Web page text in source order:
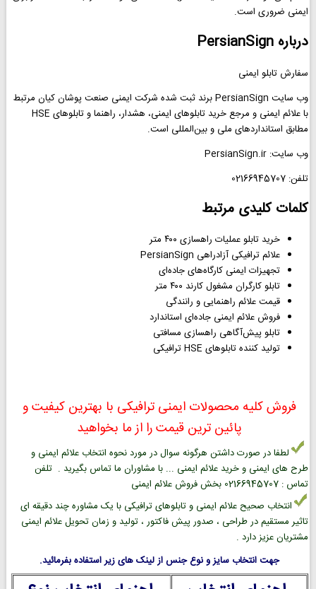
ایمنی ضروری است.
درباره PersianSign
سفارش تابلو ایمنی
وب سایت PersianSign برند ثبت شده شرکت ایمنی صنعت پوشان کیان مرتبط
با علائم ایمنی و مرجع خرید تابلوهای ایمنی، هشدار، راهنما و تابلوهای HSE
مطابق استانداردهای ملی و بین‌المللی است.
وب سایت: PersianSign.ir
تلفن: 02166945707
کلمات کلیدی مرتبط
خرید تابلو عملیات راهسازی ۴۰۰ متر
علائم ترافیکی آزادراهی PersianSign
تجهیزات ایمنی کارگاه‌های جاده‌ای
تابلو کارگران مشغول کارند ۴۰۰ متر
قیمت علائم راهنمایی و رانندگی
فروش علائم ایمنی جاده‌ای استاندارد
تابلو پیش‌آگاهی راهسازی مسافتی
تولید کننده تابلوهای HSE ترافیکی
فروش کلیه محصولات ایمنی ترافیکی با بهترین کیفیت و
پائین ترین قیمت را از ما بخواهید
لطفا در صورت داشتن هرگونه سوال در مورد نحوه انتخاب علائم ایمنی و
طرح های ایمنی و خرید علائم ایمنی ... با مشاوران ما تماس بگیرید . تلفن
تماس : 02166945707 بخش فروش علائم ایمنی
انتخاب صحیح علائم ایمنی و تابلوهای ترافیکی با یک مشاوره چند دقیقه ای
تاثیر مستقیم در طراحی ، صدور پیش فاکتور ، تولید و زمان تحویل علائم ایمنی
مشتریان عزیز دارد .
جهت انتخاب سایز و نوع جنس از لینک های زیر استفاده بفرمائید.